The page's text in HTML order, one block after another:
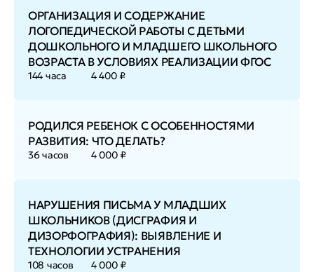
ОРГАНИЗАЦИЯ И СОДЕРЖАНИЕ
ЛОГОПЕДИЧЕСКОЙ РАБОТЫ С ДЕТЬМИ
ДОШКОЛЬНОГО И МЛАДШЕГО ШКОЛЬНОГО
ВОЗРАСТА В УСЛОВИЯХ РЕАЛИЗАЦИИ ФГОС
144 часа 4 400 ₽
РОДИЛСЯ РЕБЕНОК С ОСОБЕННОСТЯМИ
РАЗВИТИЯ: ЧТО ДЕЛАТЬ?
36 часов 4 000 ₽
НАРУШЕНИЯ ПИСЬМА У МЛАДШИХ
ШКОЛЬНИКОВ (ДИСГРАФИЯ И
ДИЗОРФОГРАФИЯ): ВЫЯВЛЕНИЕ И
ТЕХНОЛОГИИ УСТРАНЕНИЯ
108 часов 4 000 ₽